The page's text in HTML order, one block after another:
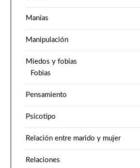
Manías
Manipulación
Miedos y fobias
Fobias
Pensamiento
Psicotipo
Relación entre marido y mujer
Relaciones